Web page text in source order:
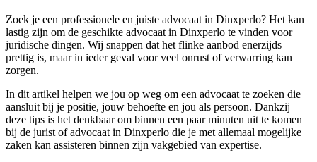
Zoek je een professionele en juiste advocaat in Dinxperlo? Het kan
lastig zijn om de geschikte advocaat in Dinxperlo te vinden voor
juridische dingen. Wij snappen dat het flinke aanbod enerzijds
prettig is, maar in ieder geval voor veel onrust of verwarring kan
zorgen.
In dit artikel helpen we jou op weg om een advocaat te zoeken die
aansluit bij je positie, jouw behoefte en jou als persoon. Dankzij
deze tips is het denkbaar om binnen een paar minuten uit te komen
bij de jurist of advocaat in Dinxperlo die je met allemaal mogelijke
zaken kan assisteren binnen zijn vakgebied van expertise.